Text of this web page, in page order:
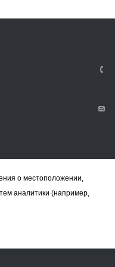
о местоположении,
аналитики (например,